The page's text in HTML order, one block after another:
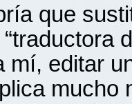
que
“traductora
mí, editar
mucho